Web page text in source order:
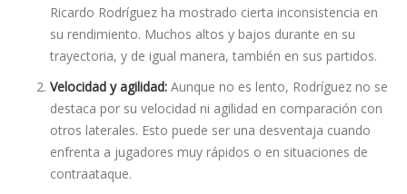
Ricardo Rodríguez ha mostrado cierta inconsistencia en
su rendimiento. Muchos altos y bajos durante en su
trayectoria, y de igual manera, también en sus partidos.
Velocidad y agilidad: Aunque no es lento, Rodríguez no se
destaca por su velocidad ni agilidad en comparación con
otros laterales. Esto puede ser una desventaja cuando
enfrenta a jugadores muy rápidos o en situaciones de
contraataque.